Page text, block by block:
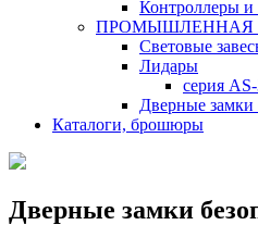
Контроллеры и
ПРОМЫШЛЕННАЯ
Световые
Лидары
серия
Дверные замки
Каталоги, брошюры
Дверные замки